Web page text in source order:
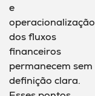
e
operacionalização
dos fluxos
financeiros
permanecem sem
definição clara.